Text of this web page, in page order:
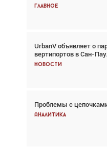
Главное
UrbanV объявляет о
вертипортов в Сан-
Новости
Проблемы с
Аналитика
Главное
Авиационный
говорит сама за себя...
Новости
Впервые с 2024 года
снижается три недели